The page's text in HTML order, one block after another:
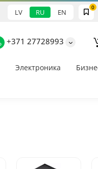
0
LV RU EN
+371 27728993
Электроника